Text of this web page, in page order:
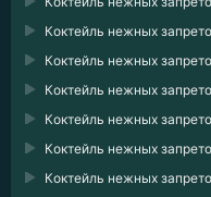
Коктейль нежных
Коктейль нежных
Коктейль нежных
Коктейль нежных
Коктейль нежных
Коктейль нежных